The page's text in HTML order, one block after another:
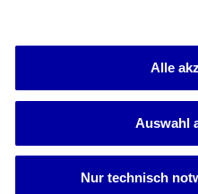
Alle
Auswahl
Nur technisch